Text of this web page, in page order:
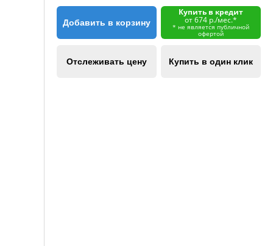
Добавить в корзину
Купить в кредит
от 674 р./мес.*
* не является публичной
офертой
Отслеживать цену Купить в один клик